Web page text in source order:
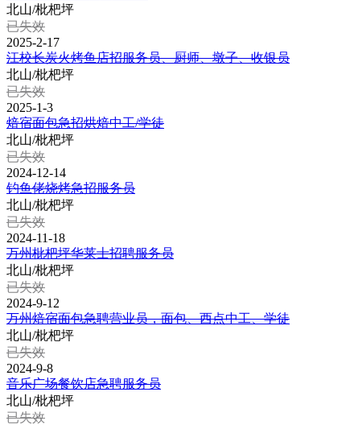
北山/枇杷坪
已失效
2025-2-17
江校长炭火烤鱼店招服务员、厨师、墩子、收银员
北山/枇杷坪
已失效
2025-1-3
焙宿面包急招烘焙中工/学徒
北山/枇杷坪
已失效
2024-12-14
钓鱼佬烧烤急招服务员
北山/枇杷坪
已失效
2024-11-18
万州枇杷坪华莱士招聘服务员
北山/枇杷坪
已失效
2024-9-12
万州焙宿面包急聘营业员，面包、西点中工、学徒
北山/枇杷坪
已失效
2024-9-8
音乐广场餐饮店急聘服务员
北山/枇杷坪
已失效